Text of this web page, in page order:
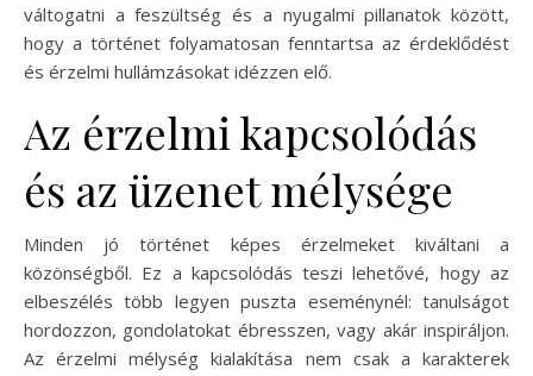
váltogatni a feszültség és a nyugalmi pillanatok között,
hogy a történet folyamatosan fenntartsa az érdeklődést
és érzelmi hullámzásokat idézzen elő.
Az érzelmi kapcsolódás
és az üzenet mélysége
Minden jó történet képes érzelmeket kiváltani a
közönségből. Ez a kapcsolódás teszi lehetővé, hogy az
elbeszélés több legyen puszta eseménynél: tanulságot
hordozzon, gondolatokat ébresszen, vagy akár inspiráljon.
Az érzelmi mélység kialakítása nem csak a karakterek